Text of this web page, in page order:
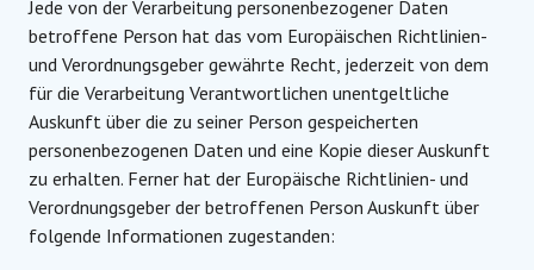
Jede von der Verarbeitung personenbezogener Daten
betroffene Person hat das vom Europäischen Richtlinien-
und Verordnungsgeber gewährte Recht, jederzeit von dem
für die Verarbeitung Verantwortlichen unentgeltliche
Auskunft über die zu seiner Person gespeicherten
personenbezogenen Daten und eine Kopie dieser Auskunft
zu erhalten. Ferner hat der Europäische Richtlinien- und
Verordnungsgeber der betroffenen Person Auskunft über
folgende Informationen zugestanden: